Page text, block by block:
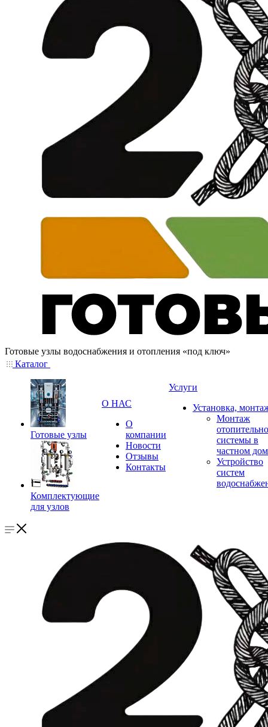
Готовые узлы водоснабжения и отопления «под ключ»
Каталог
Готовые узлы
Комплектующие
для узлов
О НАС
О
компании
Новости
Отзывы
Контакты
Услуги
Установка,
Монтаж
системы в
частном
Устройство
систем